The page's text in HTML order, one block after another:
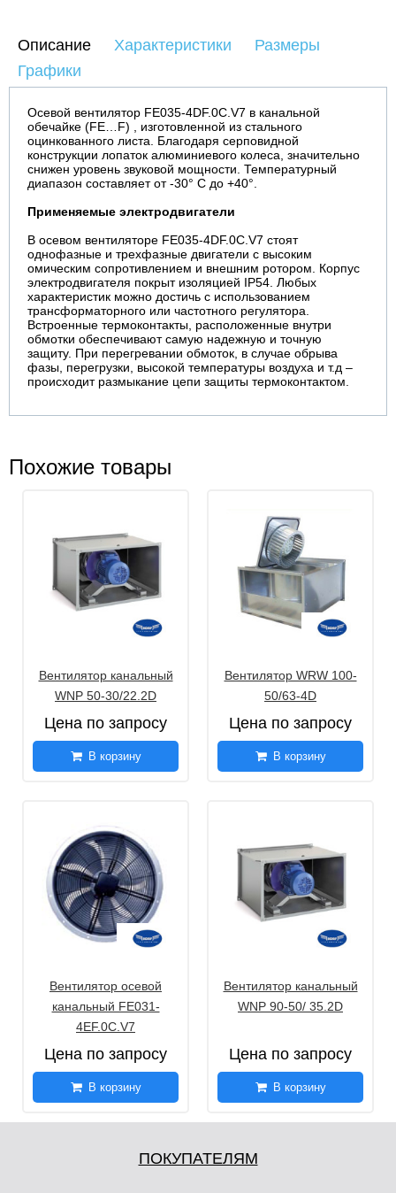
Описание Характеристики
Размеры
Графики
Осевой вентилятор FE035-4DF.0C.V7 в канальной
обечайке (FE…F) , изготовленной из стального
оцинкованного листа. Благодаря серповидной
конструкции лопаток алюминиевого колеса, значительно
снижен уровень звуковой мощности. Температурный
диапазон составляет от -30° С до +40°.
Применяемые электродвигатели
В осевом вентиляторе FE035-4DF.0C.V7 стоят
однофазные и трехфазные двигатели с высоким
омическим сопротивлением и внешним ротором. Корпус
электродвигателя покрыт изоляцией IP54. Любых
характеристик можно достичь с использованием
трансформаторного или частотного регулятора.
Встроенные термоконтакты, расположенные внутри
обмотки обеспечивают самую надежную и точную
защиту. При перегревании обмоток, в случае обрыва
фазы, перегрузки, высокой температуры воздуха и т.д –
происходит размыкание цепи защиты термоконтактом.
Похожие товары
Вентилятор канальный
WNP 50-30/22.2D
Цена по запросу
В корзину
Вентилятор WRW 100-
50/63-4D
Цена по запросу
В корзину
Вентилятор осевой
канальный FE031-
4EF.0C.V7
Цена по запросу
В корзину
Вентилятор канальный
WNP 90-50/ 35.2D
Цена по запросу
В корзину
ПОКУПАТЕЛЯМ